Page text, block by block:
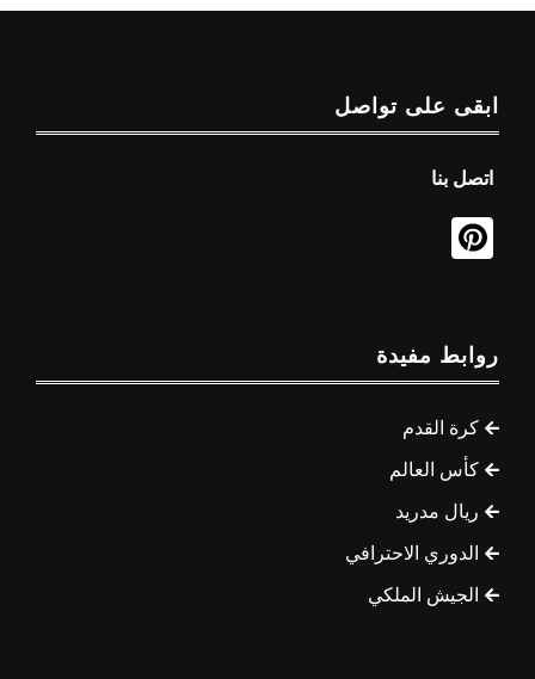
ابقى على تواصل
اتصل بنا
روابط مفيدة
كرة القدم
كأس العالم
ريال مدريد
الدوري الاحترافي
الجيش الملكي